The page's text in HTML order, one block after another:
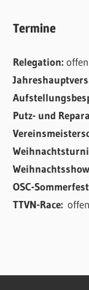
Termine
Relegation:offen
Putz- und
OSC-
TTVN-Race:offen